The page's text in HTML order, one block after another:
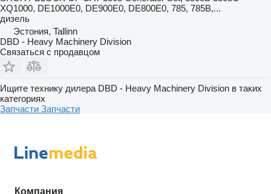
XQ1000, DE1000E0, DE900E0, DE800E0, 785, 785B,...
дизель
Эстония, Tallinn
DBD - Heavy Machinery Division
Связаться с продавцом
Ищите технику дилера DBD - Heavy Machinery Division в таких
категориях
Запчасти Запчасти
Компания